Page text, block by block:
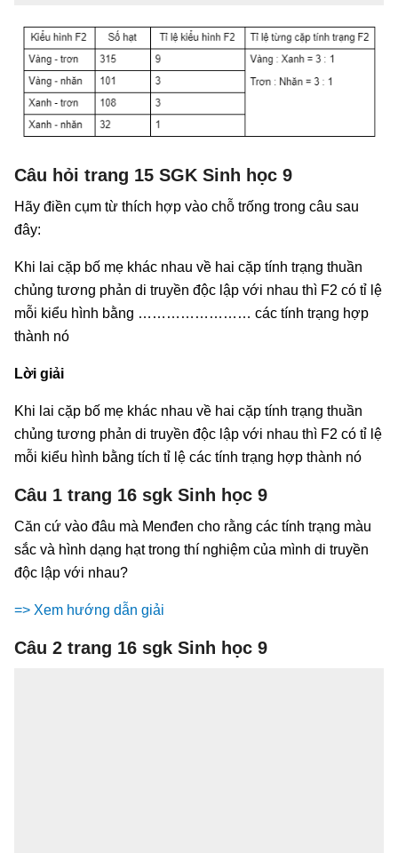
Câu hỏi trang 15 SGK Sinh học 9
Hãy điền cụm từ thích hợp vào chỗ trống trong câu sau
đây:
Khi lai cặp bố mẹ khác nhau về hai cặp tính trạng thuần
chủng tương phản di truyền độc lập với nhau thì F2 có tỉ lệ
mỗi kiểu hình bằng …………………… các tính trạng hợp
thành nó
Lời giải
Khi lai cặp bố mẹ khác nhau về hai cặp tính trạng thuần
chủng tương phản di truyền độc lập với nhau thì F2 có tỉ lệ
mỗi kiểu hình bằng tích tỉ lệ các tính trạng hợp thành nó
Câu 1 trang 16 sgk Sinh học 9
Căn cứ vào đâu mà Menđen cho rằng các tính trạng màu
sắc và hình dạng hạt trong thí nghiệm của mình di truyền
độc lập với nhau?
=> Xem hướng dẫn giải
Câu 2 trang 16 sgk Sinh học 9